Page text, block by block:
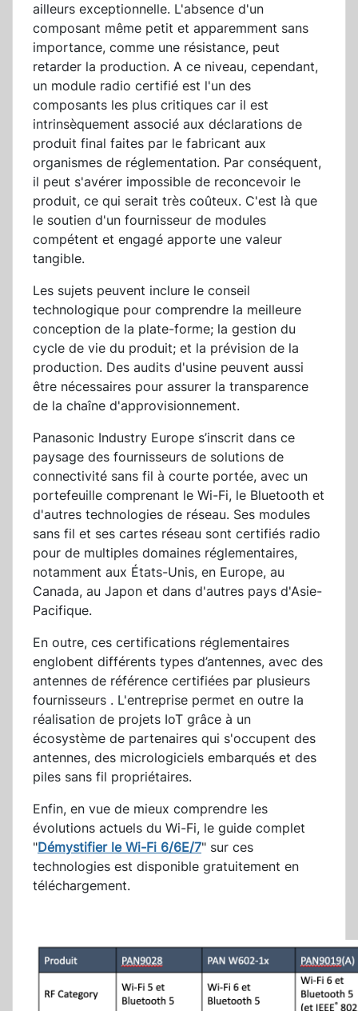
ailleurs exceptionnelle. L'absence d'un
composant même petit et apparemment sans
importance, comme une résistance, peut
retarder la production. A ce niveau, cependant,
un module radio certifié est l'un des
composants les plus critiques car il est
intrinsèquement associé aux déclarations de
produit final faites par le fabricant aux
organismes de réglementation. Par conséquent,
il peut s'avérer impossible de reconcevoir le
produit, ce qui serait très coûteux. C'est là que
le soutien d'un fournisseur de modules
compétent et engagé apporte une valeur
tangible.
Les sujets peuvent inclure le conseil
technologique pour comprendre la meilleure
conception de la plate-forme; la gestion du
cycle de vie du produit; et la prévision de la
production. Des audits d'usine peuvent aussi
être nécessaires pour assurer la transparence
de la chaîne d'approvisionnement.
Panasonic Industry Europe s’inscrit dans ce
paysage des fournisseurs de solutions de
connectivité sans fil à courte portée, avec un
portefeuille comprenant le Wi-Fi, le Bluetooth et
d'autres technologies de réseau. Ses modules
sans fil et ses cartes réseau sont certifiés radio
pour de multiples domaines réglementaires,
notamment aux États-Unis, en Europe, au
Canada, au Japon et dans d'autres pays d'Asie-
Pacifique.
En outre, ces certifications réglementaires
englobent différents types d’antennes, avec des
antennes de référence certifiées par plusieurs
fournisseurs . L'entreprise permet en outre la
réalisation de projets IoT grâce à un
écosystème de partenaires qui s'occupent des
antennes, des micrologiciels embarqués et des
piles sans fil propriétaires.
Enfin, en vue de mieux comprendre les
évolutions actuels du Wi-Fi, le guide complet
"Démystifier le Wi-Fi 6/6E/7" sur ces
technologies est disponible gratuitement en
téléchargement.